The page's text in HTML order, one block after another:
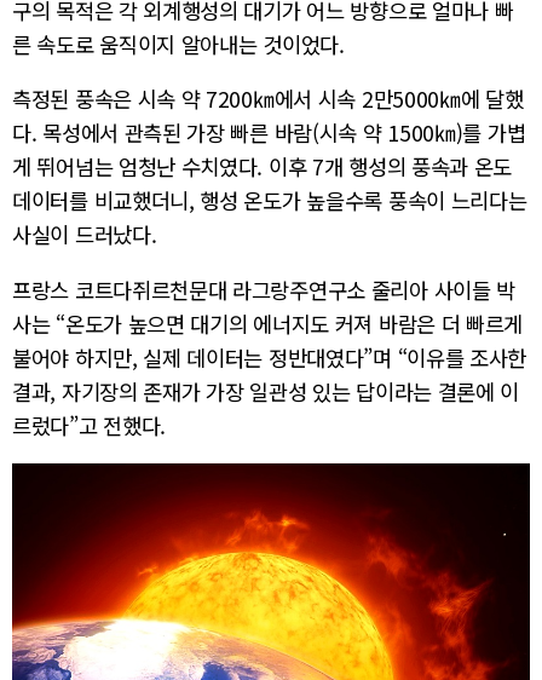
구의 목적은 각 외계행성의 대기가 어느 방향으로 얼마나 빠
른 속도로 움직이지 알아내는 것이었다.
측정된 풍속은 시속 약 7200㎞에서 시속 2만5000㎞에 달했
다. 목성에서 관측된 가장 빠른 바람(시속 약 1500㎞)를 가볍
게 뛰어넘는 엄청난 수치였다. 이후 7개 행성의 풍속과 온도
데이터를 비교했더니, 행성 온도가 높을수록 풍속이 느리다는
사실이 드러났다.
프랑스 코트다쥐르천문대 라그랑주연구소 줄리아 사이들 박
사는 “온도가 높으면 대기의 에너지도 커져 바람은 더 빠르게
불어야 하지만, 실제 데이터는 정반대였다”며 “이유를 조사한
결과, 자기장의 존재가 가장 일관성 있는 답이라는 결론에 이
르렀다”고 전했다.